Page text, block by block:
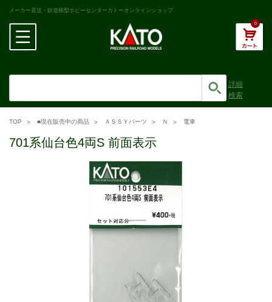
メーカー直送・鉄道模型ホビーセンターカトーオンラインショップ
0
詳細
検索
TOP ■現在販売中の商品 ＡＳＳＹパーツ Ｎ 電車
701系仙台色4両S 前面表示